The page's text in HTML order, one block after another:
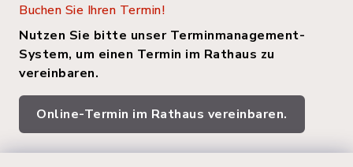
Buchen Sie Ihren Termin!
Nutzen Sie bitte unser Terminmanagement-
System, um einen Termin im Rathaus zu
vereinbaren.
Online-Termin im Rathaus vereinbaren.